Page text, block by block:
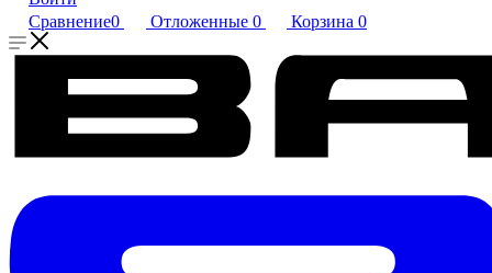
Сравнение0 Отложенные 0 Корзина 0